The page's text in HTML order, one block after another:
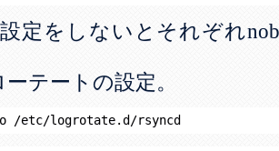
定をしないとそれぞれ
テートの設定。
/etc/logrotate.d /rsyncd